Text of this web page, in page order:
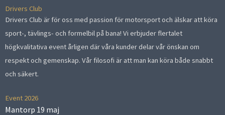
Drivers Club
Drivers Club är för oss med passion för motorsport och älskar att köra
sport-, tävlings- och formelbil på bana! Vi erbjuder flertalet
högkvalitativa event årligen där våra kunder delar vår önskan om
respekt och gemenskap. Vår filosofi är att man kan köra både snabbt
och säkert.
Event 2026
Mantorp 19 maj